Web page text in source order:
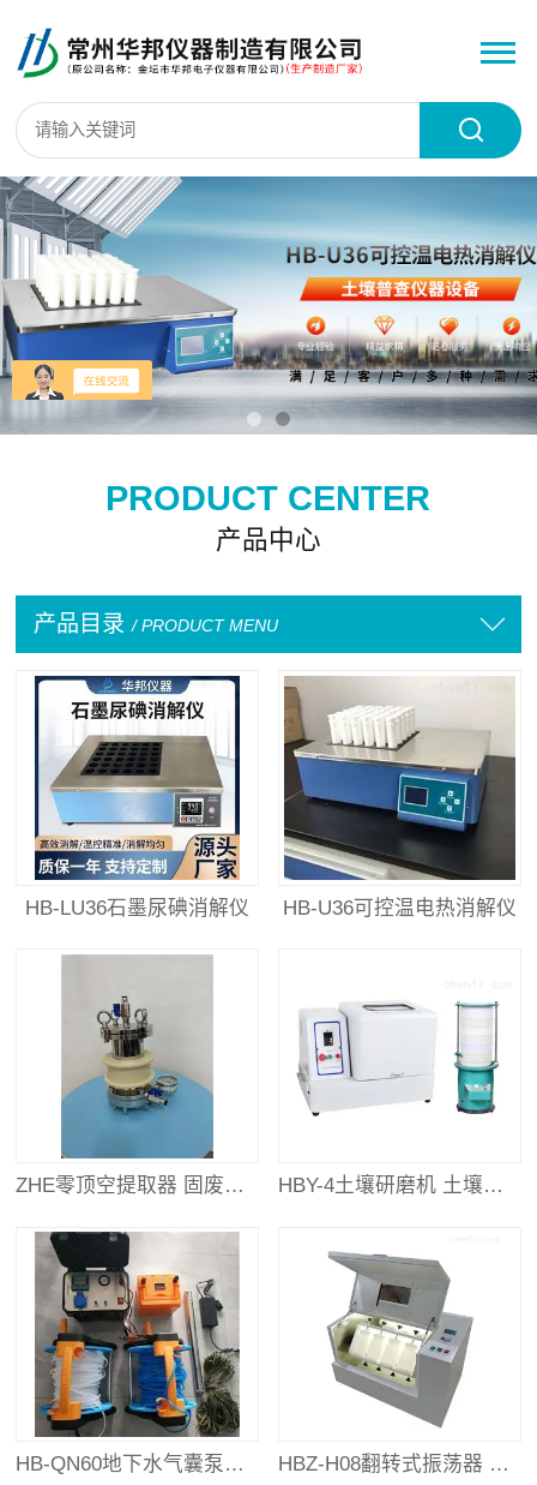
PRODUCT CENTER
产品中心
产品目录 / PRODUCT MENU
HB-LU36石墨尿碘消解仪 HB-U36可控温电热消解仪
ZHE零顶空提取器 固废毒性浸出理想仪器 HBY-4土壤研磨机 土壤普查设备
HB-QN60地下水气囊泵采样器 HBZ-H08翻转式振荡器 土壤普查仪器设备